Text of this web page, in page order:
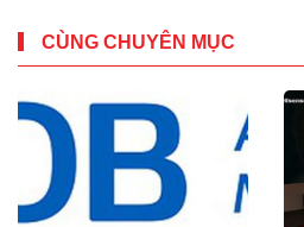
CÙNG CHUYÊN MỤC